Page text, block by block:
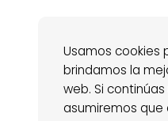
Usamos cookies
brindamos la
web. Si
asumiremos